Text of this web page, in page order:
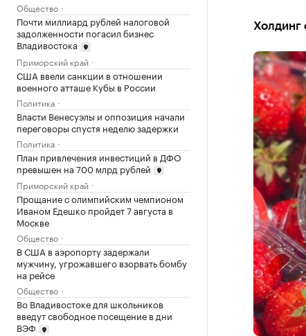
Общество
Почти миллиард рублей налоговой
задолженности погасил бизнес
Владивостока
Приморский край
США ввели санкции в отношении
военного атташе Кубы в России
Политика
Власти Венесуэлы и оппозиция начали
переговоры спустя неделю задержки
Политика
План привлечения инвестиций в ДФО
превышен на 700 млрд рублей
Приморский край
Прощание с олимпийским чемпионом
Иваном Едешко пройдет 7 августа в
Москве
Общество
В США в аэропорту задержали
мужчину, угрожавшего взорвать бомбу
на рейсе
Общество
Во Владивостоке для школьников
введут свободное посещение в дни
ВЭФ
Холдинг